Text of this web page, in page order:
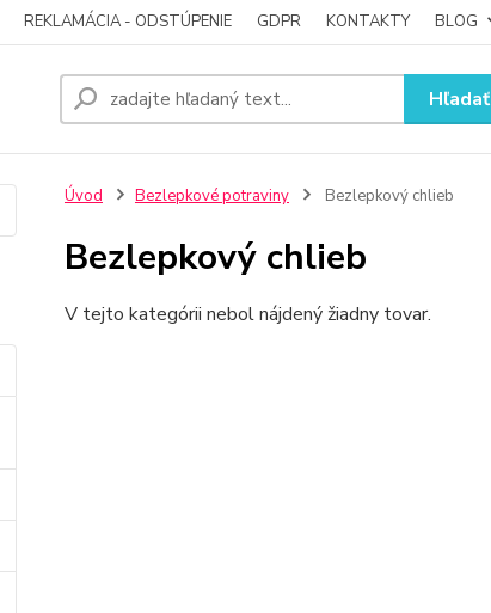
REKLAMÁCIA - ODSTÚPENIE GDPR KONTAKTY BLOG
Hľadať
Úvod Bezlepkové potraviny Bezlepkový chlieb
Bezlepkový chlieb
V tejto kategórii nebol nájdený žiadny tovar.